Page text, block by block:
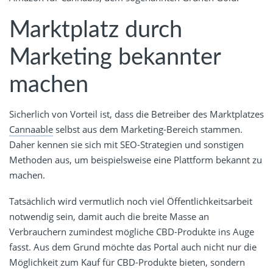
Marktplatz durch
Marketing bekannter
machen
Sicherlich von Vorteil ist, dass die Betreiber des Marktplatzes
Cannaable selbst aus dem Marketing-Bereich stammen.
Daher kennen sie sich mit SEO-Strategien und sonstigen
Methoden aus, um beispielsweise eine Plattform bekannt zu
machen.
Tatsächlich wird vermutlich noch viel Öffentlichkeitsarbeit
notwendig sein, damit auch die breite Masse an
Verbrauchern zumindest mögliche CBD-Produkte ins Auge
fasst. Aus dem Grund möchte das Portal auch nicht nur die
Möglichkeit zum Kauf für CBD-Produkte bieten, sondern